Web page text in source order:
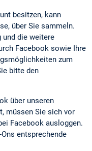
besitzen, kann
über Sie sammeln.
und die weitere
Facebook sowie Ihre
zum
bitte den
über unseren
müssen Sie sich vor
Facebook ausloggen.
entsprechende